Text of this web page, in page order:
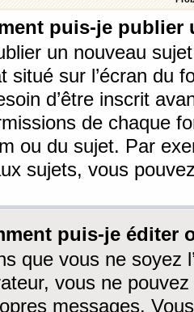
puis-je
un nouveau
situé sur l’écran du
d’être inscrit
de chaque
ou du sujet. Par
sujets, vous
puis-je éditer
que vous ne soyez
vous ne
messages.